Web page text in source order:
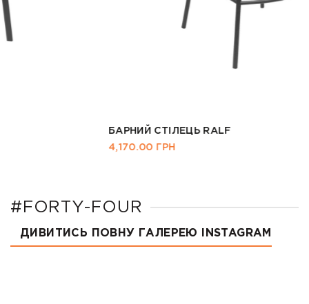
БАРНИЙ СТІЛЕЦЬ RALF
#FORTY-FOUR
ДИВИТИСЬ ПОВНУ ГАЛЕРЕЮ INSTAGRAM